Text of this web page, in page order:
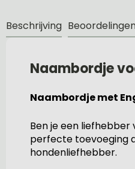
Beschrijving
Naambordje
Naambordje met
Ben je een
perfecte toevoeging
hondenliefhebber.